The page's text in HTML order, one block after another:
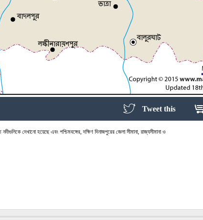
Tweet this
দেখানো হয়েছে এবং পশ্চিমবঙ্গের, দক্ষিণ দিনাজপুরের জেলা সীমানা, রাজ্যসীমানা ও